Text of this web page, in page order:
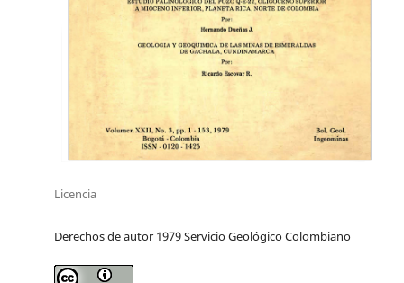
Licencia
Derechos de autor 1979 Servicio Geológico Colombiano